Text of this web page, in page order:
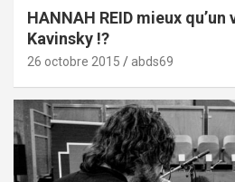
HANNAH REID mieux
Kavinsky !?
26 octobre 2015 abds69